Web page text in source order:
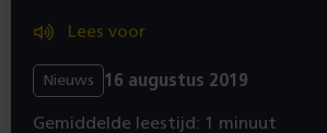
Lees voor
Nieuws 16 augustus 2019
Gemiddelde leestijd: 1 minuut